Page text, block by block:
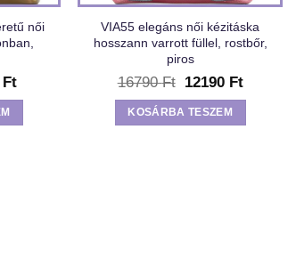
női
Ft.
FtCurrent
price
9790 Ft.
VIA55 elegáns női kézitáska
hosszann varrott füllel, rostbőr,
piros
16790Ft Original
price
was:
16790 Ft.
12190 FtCurrent
price
12190
KOSÁRBA TESZEM